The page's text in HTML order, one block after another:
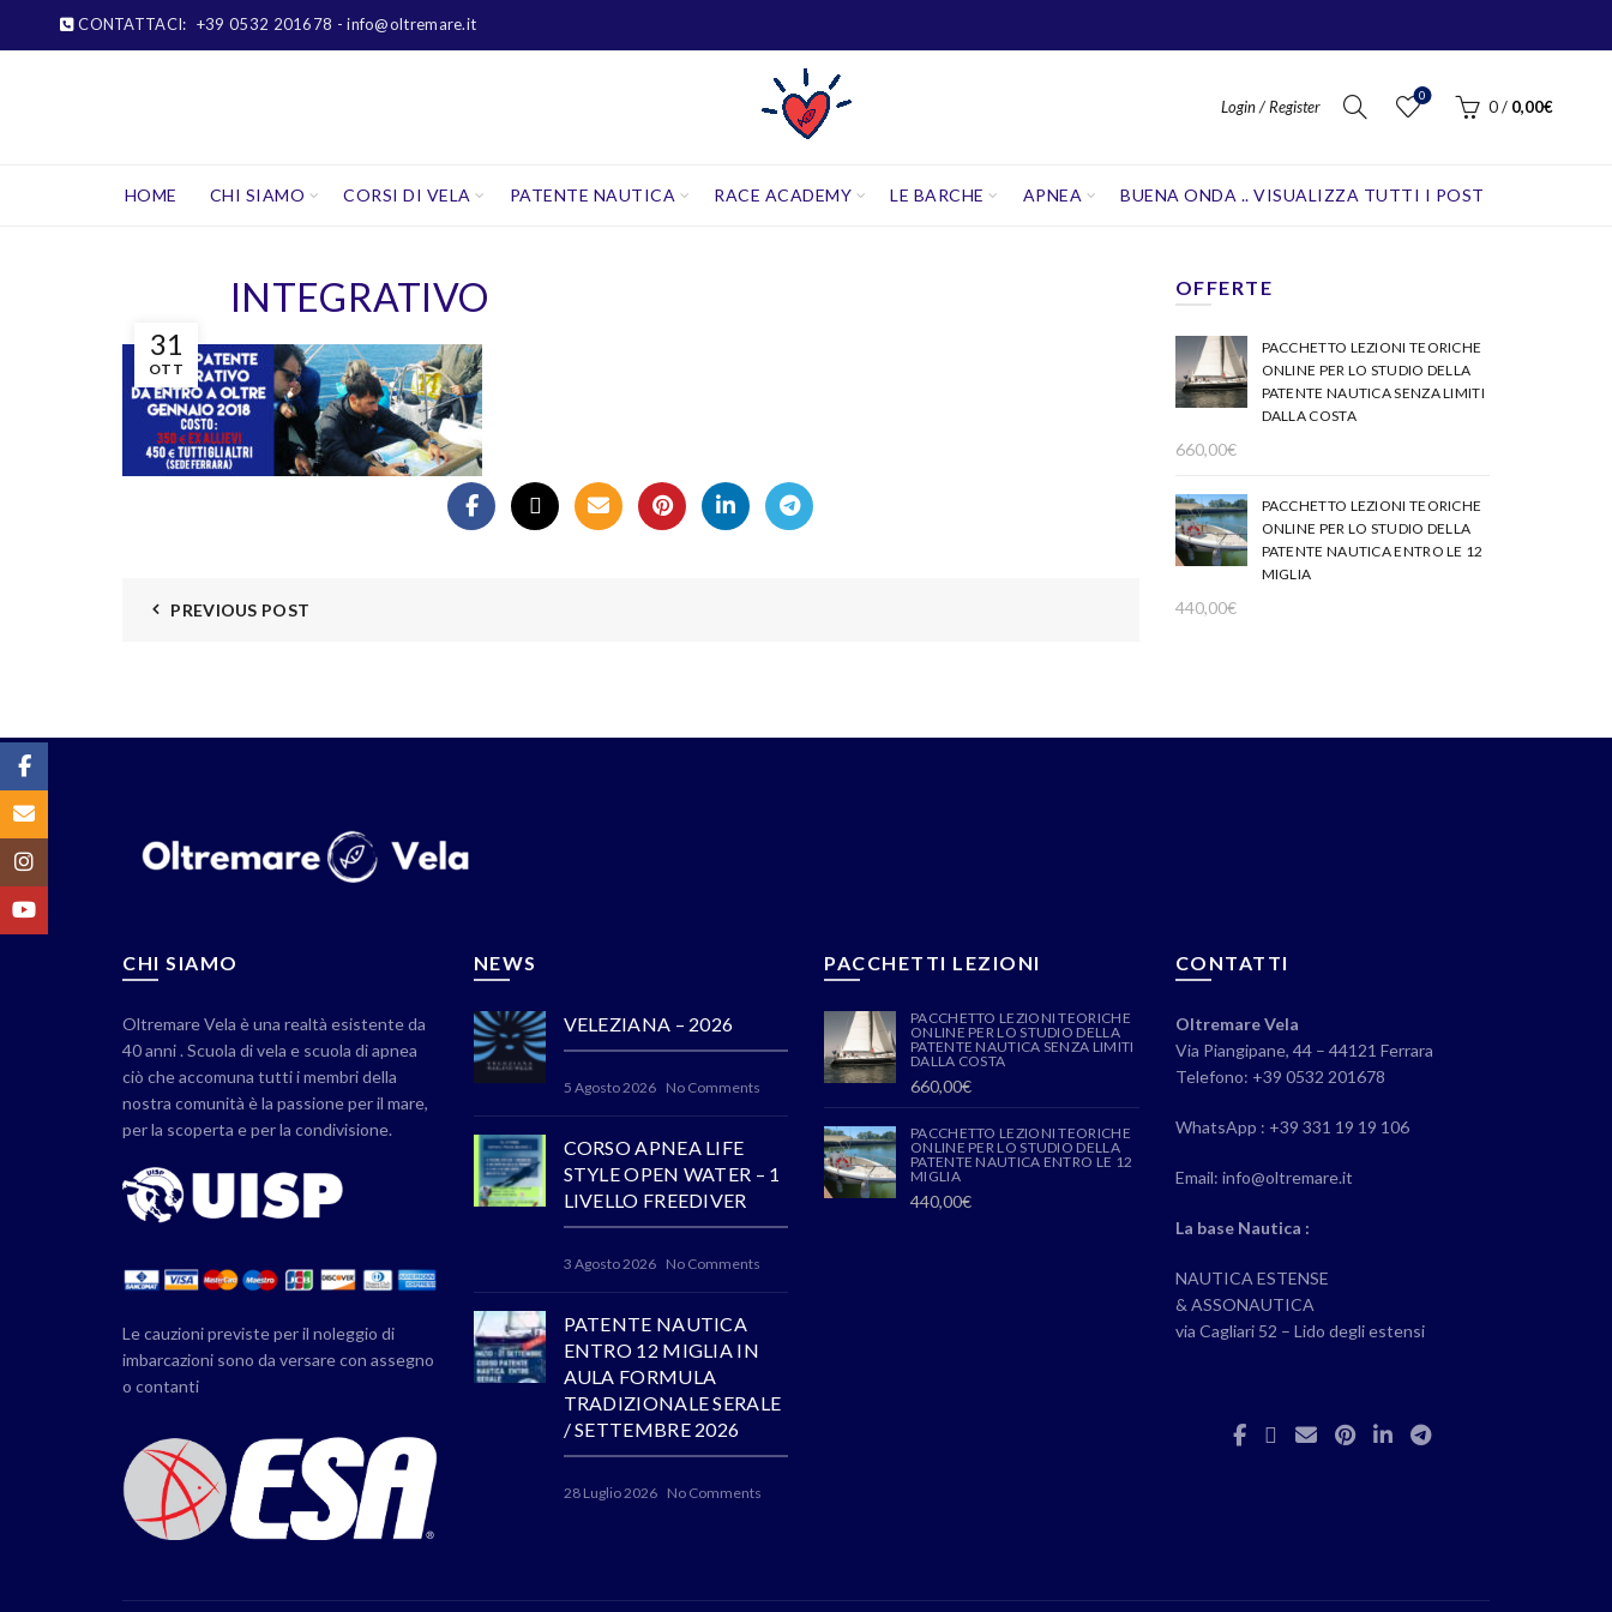
CONTATTACI: +39 0532 201678 - info@oltremare.it
Login / Register
0
0 / 0,00€
HOME CHI SIAMO CORSI DI VELA PATENTE NAUTICA RACE ACADEMY LE BARCHE APNEA BUENA ONDA .. VISUALIZZA TUTTI I POST
31
OTT
INTEGRATIVO
PREVIOUS POST
OFFERTE
PACCHETTO LEZIONI TEORICHE
ONLINE PER LO STUDIO DELLA
PATENTE NAUTICA SENZA LIMITI
DALLA COSTA
660,00€
PACCHETTO LEZIONI TEORICHE
ONLINE PER LO STUDIO DELLA
PATENTE NAUTICA ENTRO LE 12
MIGLIA
440,00€
CHI SIAMO
Oltremare Vela è una realtà esistente da
40 anni . Scuola di vela e scuola di apnea
ciò che accomuna tutti i membri della
nostra comunità è la passione per il mare,
per la scoperta e per la condivisione.
Le cauzioni previste per il noleggio di
imbarcazioni sono da versare con assegno
o contanti
NEWS
VELEZIANA – 2026
5 Agosto 2026 No Comments
CORSO APNEA LIFE
STYLE OPEN WATER – 1
LIVELLO FREEDIVER
3 Agosto 2026 No Comments
PATENTE NAUTICA
ENTRO 12 MIGLIA IN
AULA FORMULA
TRADIZIONALE SERALE
/ SETTEMBRE 2026
28 Luglio 2026 No Comments
PACCHETTI LEZIONI
PACCHETTO LEZIONI TEORICHE
ONLINE PER LO STUDIO DELLA
PATENTE NAUTICA SENZA LIMITI
DALLA COSTA
660,00€
PACCHETTO LEZIONI TEORICHE
ONLINE PER LO STUDIO DELLA
PATENTE NAUTICA ENTRO LE 12
MIGLIA
440,00€
CONTATTI
Oltremare Vela
Via Piangipane, 44 – 44121 Ferrara
Telefono: +39 0532 201678
WhatsApp : +39 331 19 19 106
Email: info@oltremare.it
La base Nautica :
NAUTICA ESTENSE
& ASSONAUTICA
via Cagliari 52 – Lido degli estensi